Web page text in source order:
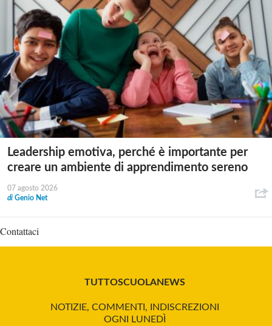
Leadership emotiva, perché è importante per
creare un ambiente di apprendimento sereno
07 agosto 2026
di Genio Net
Contattaci
TUTTOSCUOLANEWS
NOTIZIE, COMMENTI, INDISCREZIONI
OGNI LUNEDÌ